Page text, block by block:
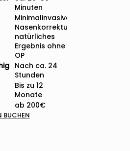
Minuten
Minimalinvasive
Nasenkorrektur,
natürliches
Ergebnis ohne
OP
Nach ca. 24
Stunden
Bis zu 12
Monate
ab 200€
BUCHEN